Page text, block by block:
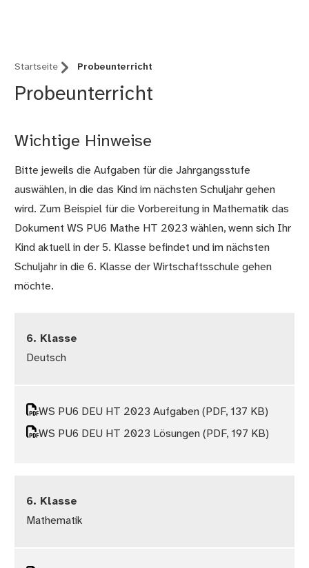
Startseite Probeunterricht
Probeunterricht
Wichtige Hinweise
Bitte jeweils die Aufgaben für die Jahrgangsstufe
auswählen, in die das Kind im nächsten Schuljahr gehen
wird. Zum Beispiel für die Vorbereitung in Mathematik das
Dokument WS PU6 Mathe HT 2023 wählen, wenn sich Ihr
Kind aktuell in der 5. Klasse befindet und im nächsten
Schuljahr in die 6. Klasse der Wirtschaftsschule gehen
möchte.
6. Klasse
Deutsch
WS PU6 DEU HT 2023 Aufgaben(PDF, 137 KB)
WS PU6 DEU HT 2023 Lösungen(PDF, 197 KB)
6. Klasse
Mathematik